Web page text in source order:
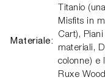
Materiale:
Titanio
Misfits in
Cart),
materiali,
colonne) e
Ruxe